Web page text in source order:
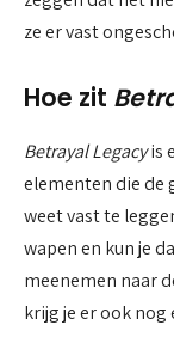
ze er vast
Hoe zit
Betrayal Legacyis
elementen die de
weet vast te
wapen en kun je
meenemen naar
krijg je er ook nog